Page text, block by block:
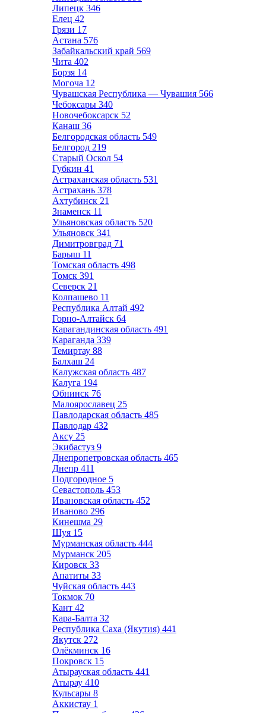
Липецк 346
Елец 42
Грязи 17
Астана 576
Забайкальский край 569
Чита 402
Борзя 14
Могоча 12
Чувашская Республика — Чувашия 566
Чебоксары 340
Новочебоксарск 52
Канаш 36
Белгородская область 549
Белгород 219
Старый Оскол 54
Губкин 41
Астраханская область 531
Астрахань 378
Ахтубинск 21
Знаменск 11
Ульяновская область 520
Ульяновск 341
Димитровград 71
Барыш 11
Томская область 498
Томск 391
Северск 21
Колпашево 11
Республика Алтай 492
Горно-Алтайск 64
Карагандинская область 491
Караганда 339
Темиртау 88
Балхаш 24
Калужская область 487
Калуга 194
Обнинск 76
Малоярославец 25
Павлодарская область 485
Павлодар 432
Аксу 25
Экибастуз 9
Днепропетровская область 465
Днепр 411
Подгородное 5
Севастополь 453
Ивановская область 452
Иваново 296
Кинешма 29
Шуя 15
Мурманская область 444
Мурманск 205
Кировск 33
Апатиты 33
Чуйская область 443
Токмок 70
Кант 42
Кара-Балта 32
Республика Саха (Якутия) 441
Якутск 272
Олёкминск 16
Покровск 15
Атырауская область 441
Атырау 410
Кульсары 8
Аккистау 1